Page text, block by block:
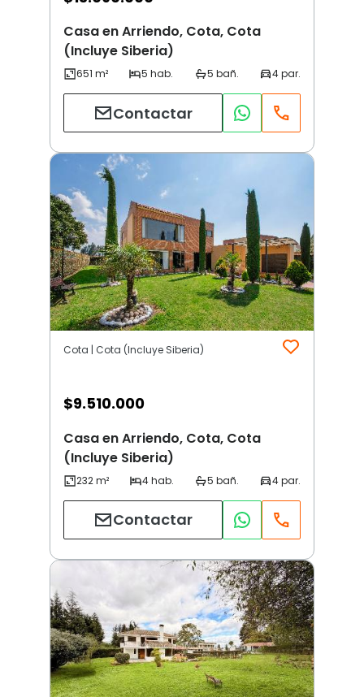
Casa en Arriendo, Cota, Cota
(Incluye Siberia)
Contactar
Cota | Cota (Incluye Siberia)
$9.510.000
Casa en Arriendo, Cota, Cota
(Incluye Siberia)
Contactar